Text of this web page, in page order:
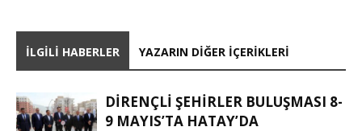
İLGILI HABERLER YAZARIN DIĞER İÇERIKLERI
DİRENÇLİ ŞEHİRLER BULUŞMASI 8-
9 MAYIS’TA HATAY’DA